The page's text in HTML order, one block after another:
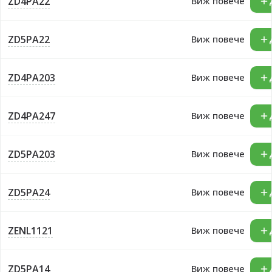
ZD5PA22 Виж повече
ZD4PA203 Виж повече
ZD4PA247 Виж повече
ZD5PA203 Виж повече
ZD5PA24 Виж повече
ZENL1121 Виж повече
ZD5PA14 Виж повече